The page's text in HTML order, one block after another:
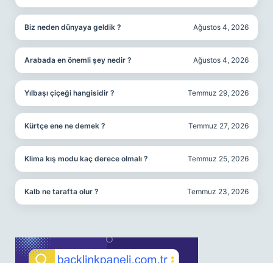
Biz neden dünyaya geldik ? Ağustos 4, 2026
Arabada en önemli şey nedir ? Ağustos 4, 2026
Yılbaşı çiçeği hangisidir ? Temmuz 29, 2026
Kürtçe ene ne demek ? Temmuz 27, 2026
Klima kış modu kaç derece olmalı ? Temmuz 25, 2026
Kalb ne tarafta olur ? Temmuz 23, 2026